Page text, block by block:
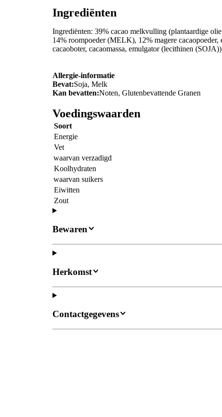
Ingrediënten
Ingrediënten: 39% cacao melkvulling (plantaardige
14% roompoeder (MELK), 12% magere
cacaoboter, cacaomassa, emulgator (lecithinen
Allergie-informatie
Bevat:Soja, Melk
Kan bevatten:Noten, Glutenbevattende Granen
Voedingswaarden
Soort
Energie
Vet
waarvan verzadigd
Koolhydraten
waarvan suikers
Eiwitten
Zout
Bewaren
Herkomst
Contactgegevens